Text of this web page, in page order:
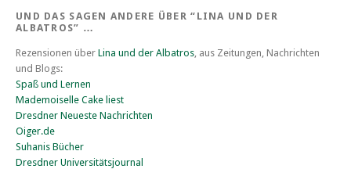
UND DAS SAGEN ANDERE ÜBER “LINA UND DER
ALBATROS” …
Rezensionen über Lina und der Albatros , aus Zeitungen, Nachrichten
und Blogs:
Spaß und Lernen
Mademoiselle Cake liest
Dresdner Neueste Nachrichten
Oiger.de
Suhanis Bücher
Dresdner Universitätsjournal